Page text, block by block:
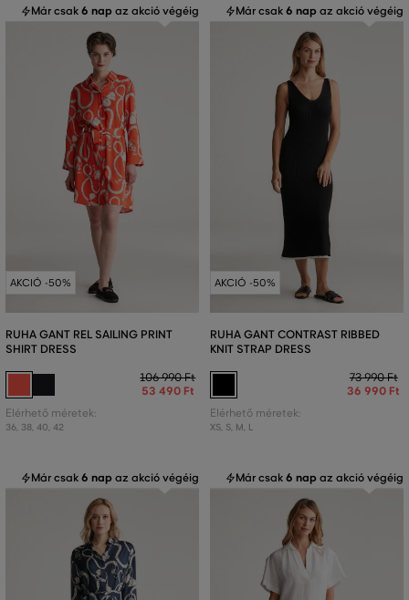
Már csak6 nap az akció végéig
AKCIÓ -50%
RUHA GANT REL SAILING PRINT
SHIRT DRESS
106 990 Ft
53 490 Ft
Elérhető méretek:
36, 38, 40, 42
Már csak6 nap az akció végéig
AKCIÓ -50%
RUHA GANT CONTRAST RIBBED
KNIT STRAP DRESS
73 990 Ft
36 990 Ft
Elérhető méretek:
XS, S, M, L
Már csak6 nap az akció végéig Már csak6 nap az akció végéig